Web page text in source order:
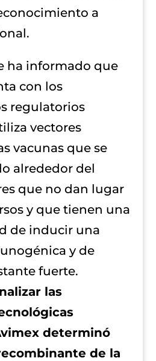
a
ha informado que
con los
regulatorios
vectores
vacunas que se
alrededor del
que no dan lugar
y que tienen una
de inducir una
y de
fuerte.
las
determinó
de la